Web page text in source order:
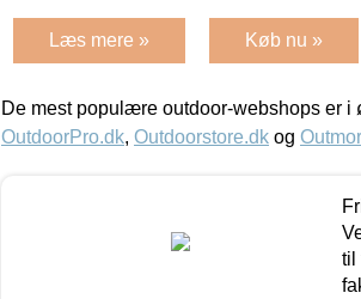
Læs mere » Køb nu »
De mest populære outdoor-webshops er i
OutdoorPro.dk, Outdoorstore.dk og
til